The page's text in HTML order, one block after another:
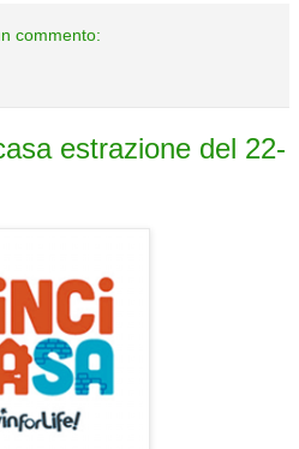
commento:
estrazione del 22-